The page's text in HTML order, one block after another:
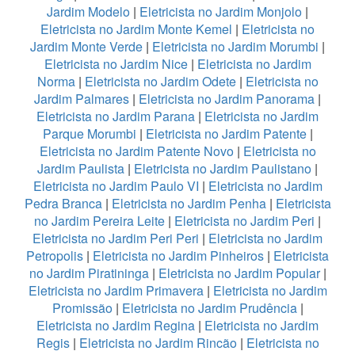
Jardim Modelo | Eletricista no Jardim Monjolo |
Eletricista no Jardim Monte Kemel | Eletricista no
Jardim Monte Verde | Eletricista no Jardim Morumbi |
Eletricista no Jardim Nice| Eletricista no Jardim
Norma| Eletricista no Jardim Odete| Eletricista no
Jardim Palmares | Eletricista no Jardim Panorama |
Eletricista no Jardim Parana | Eletricista no Jardim
Parque Morumbi | Eletricista no Jardim Patente|
Eletricista no Jardim Patente Novo| Eletricista no
Jardim Paulista | Eletricista no Jardim Paulistano |
Eletricista no Jardim Paulo VI | Eletricista no Jardim
Pedra Branca| Eletricista no Jardim Penha| Eletricista
no Jardim Pereira Leite | Eletricista no Jardim Peri |
Eletricista no Jardim Peri Peri | Eletricista no Jardim
Petropolis | Eletricista no Jardim Pinheiros | Eletricista
no Jardim Piratininga| Eletricista no Jardim Popular|
Eletricista no Jardim Primavera| Eletricista no Jardim
Promissão| Eletricista no Jardim Prudência|
Eletricista no Jardim Regina | Eletricista no Jardim
Regis| Eletricista no Jardim Rincão| Eletricista no